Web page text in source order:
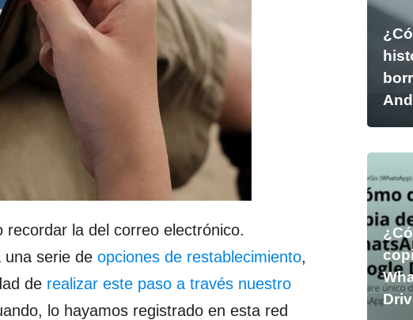
la del correo electrónico.
una serie de opciones de restablecimiento,
de realizar este paso a través nuestro
lo hayamos registrado en esta red